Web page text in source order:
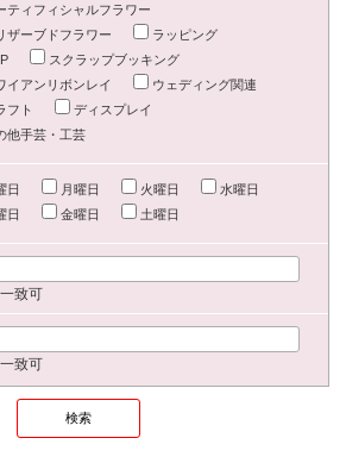
ティフィシャルフラワー
ザーブドフラワー
ラッピング
スクラップブッキング
イアンリボンレイ
ウェディング関連
フト
ディスプレイ
他手芸・工芸
日 月曜日 火曜日
水曜日
日
金曜日 土曜日
致可
致可